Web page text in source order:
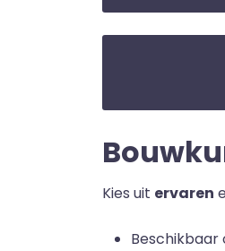
Kies uit ervaren
Beschikbaar